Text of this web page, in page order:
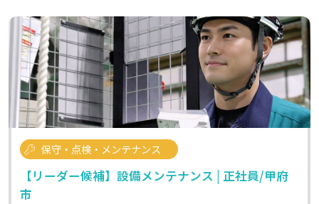
保守・点検・メンテナンス
【リーダー候補】設備メンテナンス | 正社員/甲府
市